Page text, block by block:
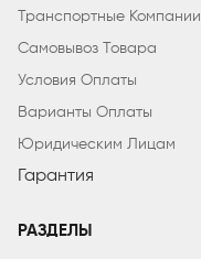
Транспортные Компании
Самовывоз Товара
Условия Оплаты
Варианты Оплаты
Юридическим Лицам
Гарантия
РАЗДЕЛЫ